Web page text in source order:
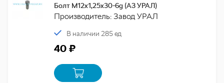
Болт М12х1,25х30-6g (АЗ УРАЛ)
Производитель: Завод УРАЛ
В наличии 285 ед
40 ₽